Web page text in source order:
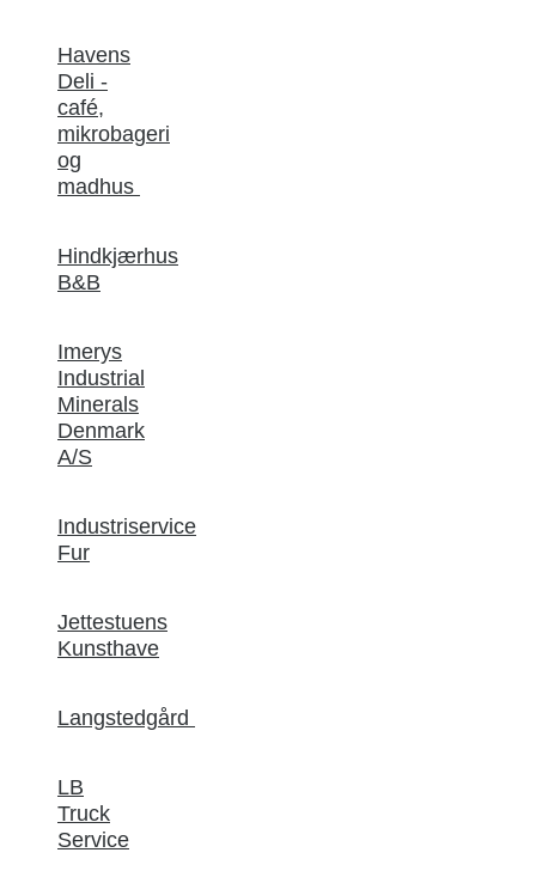
Havens
Deli -
café,
mikrobageri
og
madhus
Hindkjærhus
B&B
Imerys
Industrial
Minerals
Denmark
A/S
Industriservice
Fur
Jettestuens
Kunsthave
Langstedgård
LB
Truck
Service